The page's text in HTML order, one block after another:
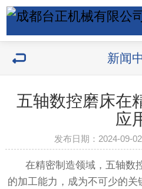
新闻
五轴数控磨床在
应
发布日期：2024-09-
在精密制造领域，五轴数
的加工能力，成为不可少的